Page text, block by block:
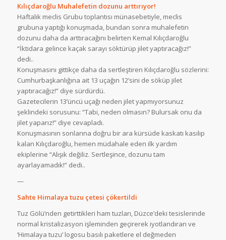
Kılıçdaroğlu Muhalefetin dozunu arttırıyor!
Haftalık meclis Grubu toplantısı münasebetiyle, meclis
grubuna yaptığı konuşmada, bundan sonra muhalefetin
dozunu daha da arttıracağını belirten Kemal Kılıçdaroğlu
“İktidara gelince kaçak sarayı söktürüp jilet yaptıracağız!”
dedi..
Konuşmasını gittikçe daha da sertleştiren Kılıçdaroğlu sözlerini:
Cumhurbaşkanlığına ait 13 uçağın 12’sini de söküp jilet
yaptıracağız!” diye sürdürdü.
Gazetecilerin 13’üncü uçağı neden jilet yapmıyorsunuz
şeklindeki sorusunu: “Tabi, neden olmasın? Bulursak onu da
jilet yaparız!” diye cevapladı.
Konuşmasının sonlarına doğru bir ara kürsüde kaskatı kasılıp
kalan Kılıçdaroğlu, hemen müdahale eden ilk yardım
ekiplerine “Alışık değiliz. Sertleşince, dozunu tam
ayarlayamadık!” dedi..
—
Sahte Himalaya tuzu çetesi çökertildi
Tuz Gölü’nden getirttikleri ham tuzları, Düzce’deki tesislerinde
normal kristalizasyon işleminden geçirerek iyotlandıran ve
‘Himalaya tuzu’ logosu basılı paketlere el değmeden